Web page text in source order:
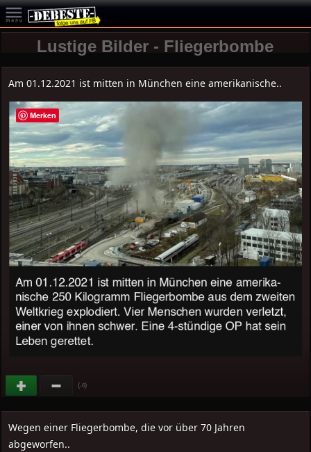
Lustige Bilder - Fliegerbombe
Am 01.12.2021 ist mitten in München eine amerikanische..
(-6)
Wegen einer Fliegerbombe, die vor über 70 Jahren
abgeworfen..
Merken